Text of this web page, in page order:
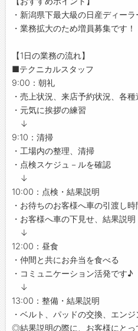
・新潟県下最大級の日産ディーラ
・業務拡大のため増員募集です！
【1日の業務の流れ】
■テクニカルスタッフ
9:00：朝礼
・売上状況、来店予約状況、各
・元気に挨拶の練習
↓
9:10：清掃
・工場内の整理、清掃
・点検スケジュ－ルを確認
↓
10:00：点検・結果説明
・お待ちのお客様へ車の引渡し
・お客様へ車の下見せ、結果説明
↓
12:00：昼食
・仲間と共にお弁当を食べる
・コミュニケーション活発です♪
↓
13:00：整備・結果説明
・ベルト、パッドの交換、エン
◎結果説明の際に、お客様にとっ